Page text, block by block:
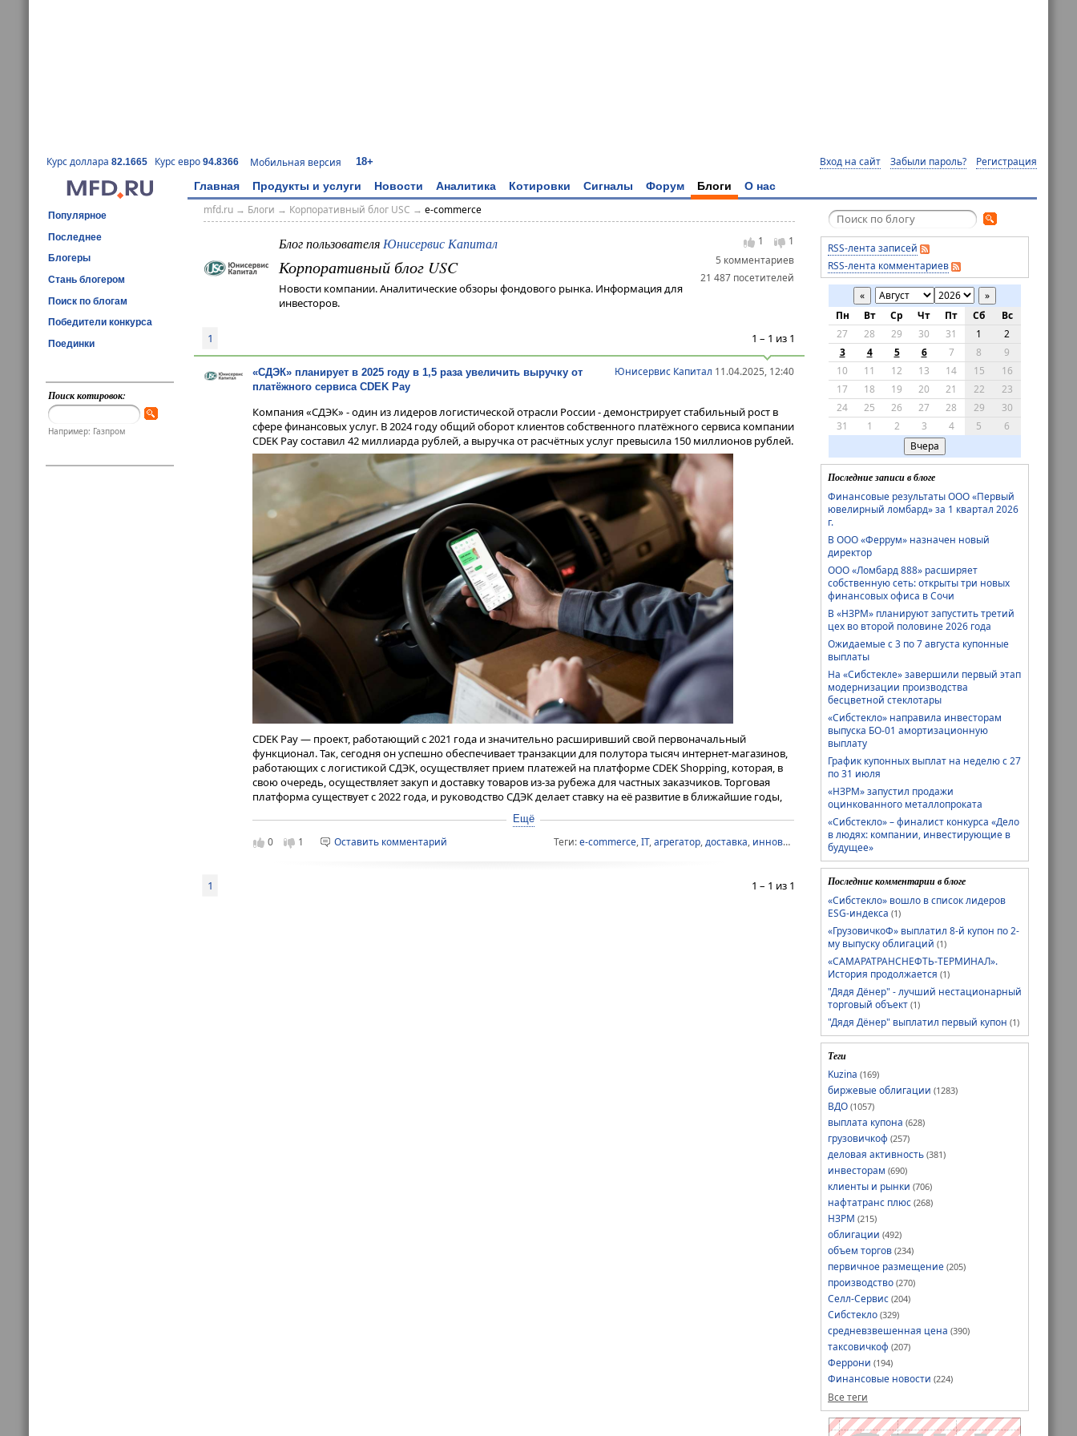
Курс доллара 82.1665 Курс евро 94.8366 Мобильная версия 18+ Вход на сайт Забыли пароль? Регистрация
Главная Продукты и услуги Новости Аналитика Котировки Сигналы Форум Блоги О нас
Популярное
Последнее
Блогеры
Стань блогером
Поиск по блогам
Победители конкурса
Поединки
Поиск котировок:
Например: Газпром
mfd.ru→ Блоги → Корпоративный блог USC → e-commerce
1
1
5 комментариев
21 487 посетителей
Блог пользователяЮнисервис Капитал
Корпоративный блог USC
Новости компании. Аналитические обзоры фондового рынка. Информация для
инвесторов.
1 – 1 из 1
1
Юнисервис Капитал 11.04.2025, 12:40
«СДЭК» планирует в 2025 году в 1,5 раза увеличить выручку от
платёжного сервиса CDEK Pay
Компания «СДЭК» - один из лидеров логистической отрасли России - демонстрирует стабильный рост в
сфере финансовых услуг. В 2024 году общий оборот клиентов собственного платёжного сервиса компании
CDEK Pay составил 42 миллиарда рублей, а выручка от расчётных услуг превысила 150 миллионов рублей.
CDEK Pay — проект, работающий с 2021 года и значительно расширивший свой первоначальный
функционал. Так, сегодня он успешно обеспечивает транзакции для полутора тысяч интернет-магазинов,
работающих с логистикой СДЭК, осуществляет прием платежей на платформе CDEK Shopping, которая, в
свою очередь, осуществляет закуп и доставку товаров из-за рубежа для частных заказчиков. Торговая
платформа существует с 2022 года, и руководство СДЭК делает ставку на её развитие в ближайшие годы,
так как проект демонстрирует уверенный рост. Так, по итогам 2024 года количество посетителей сайта
CDEK.Shoppingсоставило 43 млн. человек, что на 43,3% больше, чем в 2023 году. Средний чек по заказам
на сайте составил 22 178 рублей, и наличие собственного инструмента приема и обработки платежей тому
Однако СДЭК занимает особое положение на рынке сервисов для интернет-торговли. Генеральный
Ещё
0 1 Оставить комментарий Теги:e-commerce,IT,агрегатор,доставка, инновации логистика,платёжная система,платёжный сервис
1 – 1 из 1
1
RSS-лента записей
RSS-лента комментариев
«
»
Пн
Вт Ср Чт Пт Сб
Вс
27
28 29 30 31 1
2
3
4 5 6 7 8
9
10
11 12 13 14 15
16
17
18 19 20 21 22
23
24
25 26 27 28 29
30
31
1 2 3 4 5
6
Вчера
Последние записи в блоге
Финансовые результаты ООО «Первый
ювелирный ломбард» за 1 квартал 2026
г.
В ООО «Феррум» назначен новый
директор
ООО «Ломбард 888» расширяет
собственную сеть: открыты три новых
финансовых офиса в Сочи
В «НЗРМ» планируют запустить третий
цех во второй половине 2026 года
Ожидаемые с 3 по 7 августа купонные
выплаты
На «Сибстекле» завершили первый этап
модернизации производства
бесцветной стеклотары
«Сибстекло» направила инвесторам
выпуска БО-01 амортизационную
выплату
График купонных выплат на неделю с 27
по 31 июля
«НЗРМ» запустил продажи
оцинкованного металлопроката
«Сибстекло» – финалист конкурса «Дело
в людях: компании, инвестирующие в
будущее»
Последние комментарии в блоге
«Сибстекло» вошло в список лидеров
ESG-индекса (1)
«ГрузовичкоФ» выплатил 8-й купон по 2-
му выпуску облигаций (1)
«САМАРАТРАНСНЕФТЬ-ТЕРМИНАЛ».
История продолжается (1)
"Дядя Дёнер" - лучший нестационарный
торговый объект (1)
"Дядя Дёнер" выплатил первый купон (1)
Теги
Kuzina (169)
биржевые облигации (1283)
ВДО (1057)
выплата купона (628)
грузовичкоф (257)
деловая активность (381)
инвесторам (690)
клиенты и рынки (706)
нафтатранс плюс (268)
НЗРМ (215)
облигации (492)
объем торгов (234)
первичное размещение (205)
производство (270)
Селл-Сервис (204)
Сибстекло (329)
средневзвешенная цена (390)
таксовичкоф (207)
Феррони (194)
Финансовые новости (224)
Все теги